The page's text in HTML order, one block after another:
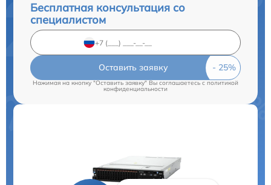
Бесплатная консультация со
специалистом
Оставить заявку
Нажимая на кнопку "Оставить заявку" Вы соглашаетесь c политикой
конфиденциальности